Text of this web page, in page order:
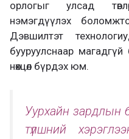
орлогыг улсад
нэмэгдүүлэх
Дэвшилтэт
бууруулснаар
нөхцөл бүрдэх юм.
Уурхайн зардлын
түлшний